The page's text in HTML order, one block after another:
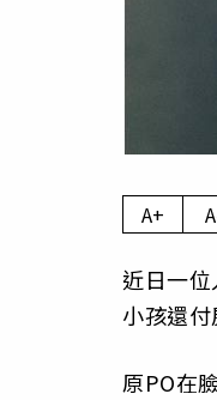
A+
近日一
小孩還
原PO在